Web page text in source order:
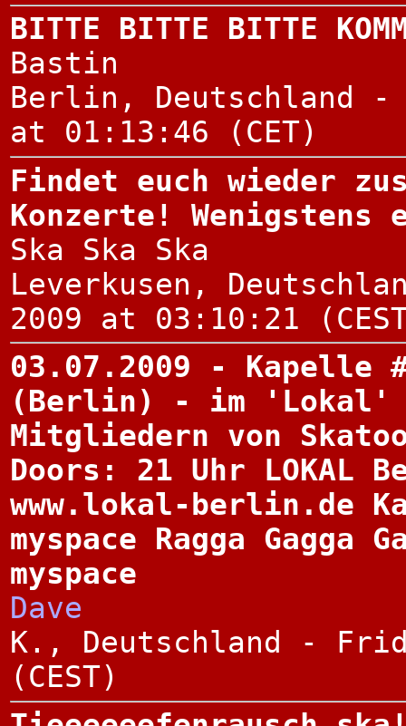
BITTE BITTE BITTE
Bastin
Berlin, Deutschland -
at 01:13:46 (CET)
Findet euch wieder
Konzerte!
Ska Ska Ska
Leverkusen,
2009 at 03:10:21
03.07.2009 - Kapelle
(Berlin) - im 'Lokal'
Mitgliedern von
Doors: 21 Uhr
www.lokal-berlin.de
myspace Ragga Gagga
myspace
Dave
K., Deutschland -
(CEST)